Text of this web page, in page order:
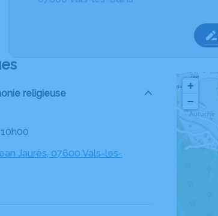
religieuse
Jaurès, 07600 Vals-les-
+
−